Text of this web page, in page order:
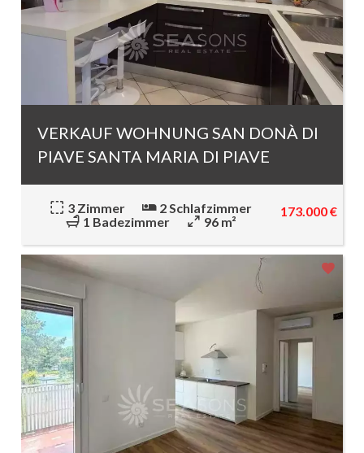
VERKAUF WOHNUNG SAN DONÀ DI
PIAVE SANTA MARIA DI PIAVE
3 Zimmer
2 Schlafzimmer
1 Badezimmer
96 m²
173.000 €